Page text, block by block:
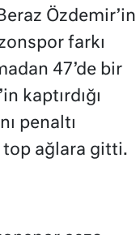
Özdemir’in
farkı
47’de bir
kaptırdığı
penaltı
top ağlara gitti.